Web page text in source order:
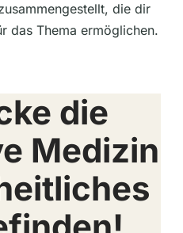
die dir
das Thema ermöglichen.
die
Medizin